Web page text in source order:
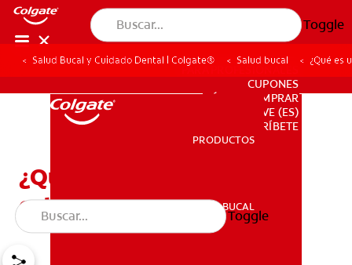
Toggle
PRODUCTOS
SALUD BUCAL
PARA PROFESIONALES
CUPONES
DÓNDE COMPRAR
VE (ES)
SUSCRÍBETE
PRODUCTOS
SALUD BUCAL
Toggle
Salud Bucal y Cuidado Dental | Colgate® Salud bucal ¿Qué es
¿Qué es un chupón
ortodóntico?